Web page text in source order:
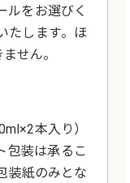
ルをお選びく
たします。ほ
せん。
本入り）
包装は承るこ
装紙のみとな